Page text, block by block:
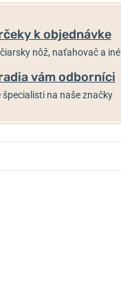
k objednávke
nôž, naťahovač a iné
vám odborníci
špecialisti na naše značky